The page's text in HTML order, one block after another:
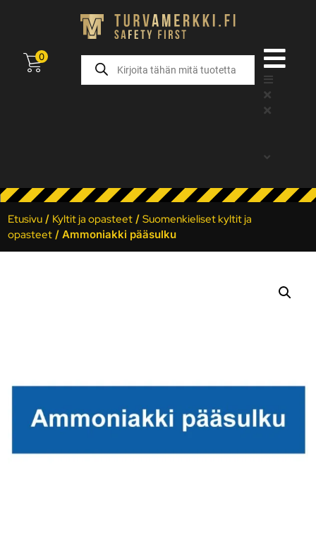
0
Etusivu / Kyltit ja opasteet /Suomenkieliset kyltit ja
opasteet / Ammoniakki pääsulku